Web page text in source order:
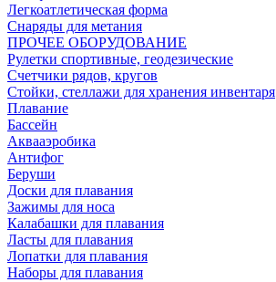
Легкоатлетическая форма
Снаряды для метания
ПРОЧЕЕ ОБОРУДОВАНИЕ
Рулетки спортивные, геодезические
Счетчики рядов, кругов
Стойки, стеллажи для хранения инвентаря
Плавание
Бассейн
Аквааэробика
Антифог
Беруши
Доски для плавания
Зажимы для носа
Калабашки для плавания
Ласты для плавания
Лопатки для плавания
Наборы для плавания